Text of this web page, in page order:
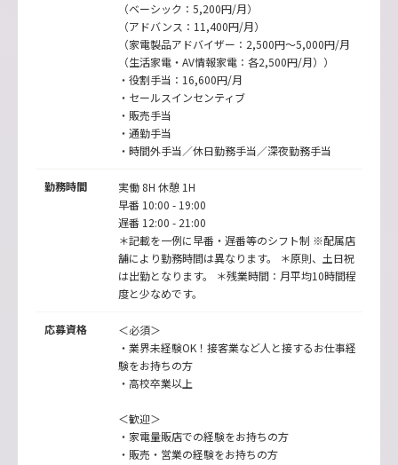
（ベーシック：5,200円/月）
（アドバンス：11,400円/月）
（家電製品アドバイザー：2,500円～5,000円/月
（生活家電・AV情報家電：各2,500円/月））
・役割手当：16,600円/月
・セールスインセンティブ
・販売手当
・通勤手当
・時間外手当／休日勤務手当／深夜勤務手当
勤務時間
実働 8H 休憩 1H
早番 10:00 - 19:00
遅番 12:00 - 21:00
＊記載を一例に早番・遅番等のシフト制 ※配属店
舗により勤務時間は異なります。 ＊原則、土日祝
は出勤となります。 ＊残業時間：月平均10時間程
度と少なめです。
応募資格
＜必須＞
・業界未経験OK！接客業など人と接するお仕事経
験をお持ちの方
・高校卒業以上
＜歓迎＞
・家電量販店での経験をお持ちの方
・販売・営業の経験をお持ちの方